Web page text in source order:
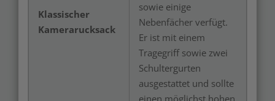
Klassischer
Kamerarucksack
sowie einige
Nebenfächer verfügt.
Er ist mit einem
Tragegriff sowie zwei
Schultergurten
ausgestattet und sollte
einen möglichst hohen